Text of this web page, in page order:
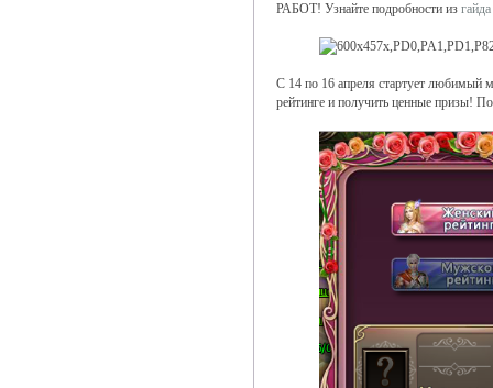
РАБОТ! Узнайте подробности из гайда
С 14 по 16 апреля стартует любимый
рейтинге и получить ценные призы!